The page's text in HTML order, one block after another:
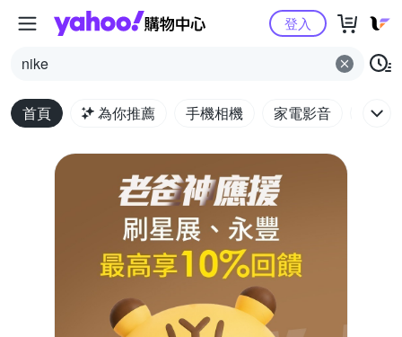
Yahoo購物中心
nike
登入
首頁 為你推薦 手機相機 家電影音 電腦